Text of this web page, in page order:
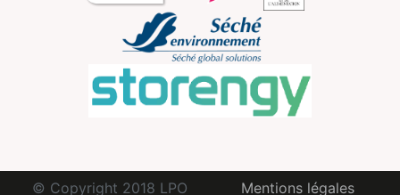
© Copyright 2018 LPO Mentions légales